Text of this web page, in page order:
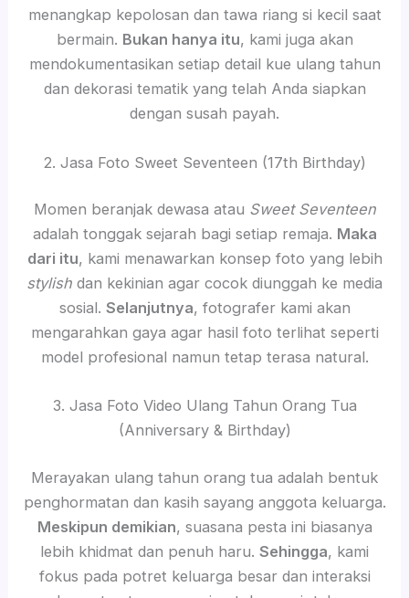
menangkap kepolosan dan tawa riang si kecil saat
bermain. Bukan hanya itu, kami juga akan
mendokumentasikan setiap detail kue ulang tahun
dan dekorasi tematik yang telah Anda siapkan
dengan susah payah.
2. Jasa Foto Sweet Seventeen (17th Birthday)
Momen beranjak dewasa atau Sweet Seventeen
adalah tonggak sejarah bagi setiap remaja. Maka
dari itu, kami menawarkan konsep foto yang lebih
stylish dan kekinian agar cocok diunggah ke media
sosial. Selanjutnya, fotografer kami akan
mengarahkan gaya agar hasil foto terlihat seperti
model profesional namun tetap terasa natural.
3. Jasa Foto Video Ulang Tahun Orang Tua
(Anniversary & Birthday)
Merayakan ulang tahun orang tua adalah bentuk
penghormatan dan kasih sayang anggota keluarga.
Meskipun demikian, suasana pesta ini biasanya
lebih khidmat dan penuh haru. Sehingga, kami
fokus pada potret keluarga besar dan interaksi